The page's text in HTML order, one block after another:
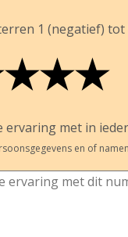
1 (negatief) tot
★
★★
★★★
ervaring met in
en of